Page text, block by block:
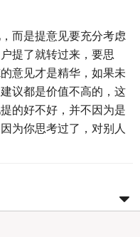
而是提意见要充分考虑
提了就转过来，要思
意见才是精华，如果未
议都是价值不高的，这
的好不好，并不因为是
为你思考过了，对别人